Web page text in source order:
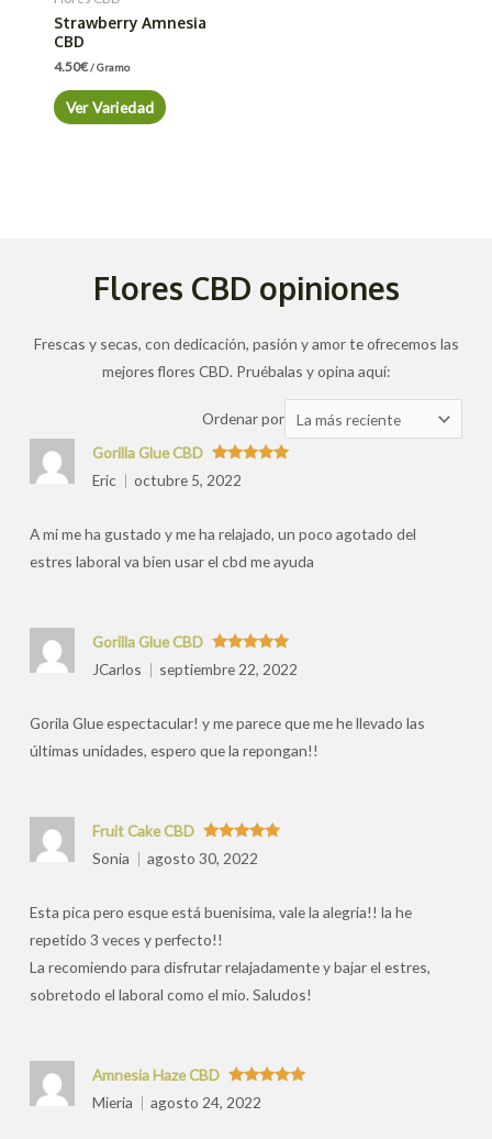
Strawberry Amnesia
CBD
4.50€/ Gramo
Ver Variedad
Flores CBD opiniones
Frescas y secas, con dedicación, pasión y amor te ofrecemos las
mejores flores CBD. Pruébalas y opina aquí:
Ordenar por Ordenar
las
Valorado
con
Gorilla Glue CBD
Eric
octubre 5, 2022
A mi me ha gustado y me ha relajado, un poco agotado del
estres laboral va bien usar el cbd me ayuda
Valorado
con5de 5
Gorilla Glue CBD
JCarlos
septiembre 22, 2022
Gorila Glue espectacular! y me parece que me he llevado las
últimas unidades, espero que la repongan!!
Valorado
con5de 5
Fruit Cake CBD
Sonia
agosto 30, 2022
Esta pica pero esque está buenisima, vale la alegria!! la he
repetido 3 veces y perfecto!!
La recomiendo para disfrutar relajadamente y bajar el estres,
sobretodo el laboral como el mio. Saludos!
Valorado
con5
Amnesia Haze CBD
Mieria
agosto 24, 2022